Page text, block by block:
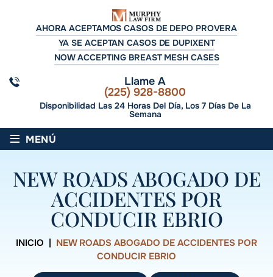
AHORA ACEPTAMOS CASOS DE DEPO PROVERA
YA SE ACEPTAN CASOS DE DUPIXENT
NOW ACCEPTING BREAST MESH CASES
Llame A
(225) 928-8800
Disponibilidad Las 24 Horas Del Día, Los 7 Días De La
Semana
≡ MENÚ
NEW ROADS ABOGADO DE
ACCIDENTES POR
CONDUCIR EBRIO
INICIO
NEW ROADS ABOGADO DE ACCIDENTES POR
CONDUCIR EBRIO